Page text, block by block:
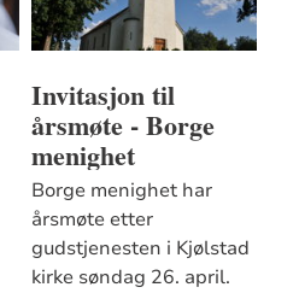
Invitasjon til
årsmøte - Borge
menighet
Borge menighet har
årsmøte etter
gudstjenesten i Kjølstad
kirke søndag 26. april.